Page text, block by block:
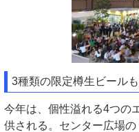
3種類の限定樽生ビール
今年は、個性溢れる4つの
供される。センター広場